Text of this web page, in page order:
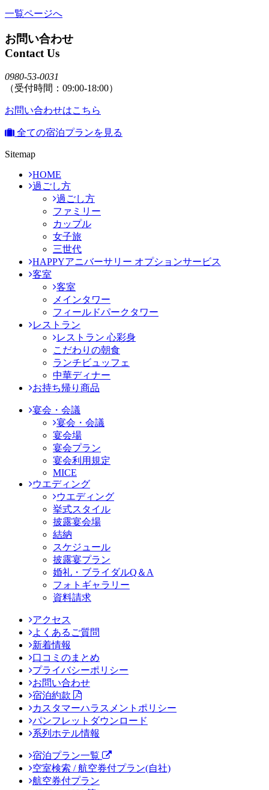
一覧ページへ
お問い合わせ
Contact Us
0980-53-0031
（受付時間：09:00-18:00）
お問い合わせはこちら
全ての宿泊プランを見る
Sitemap
HOME
過ごし方
過ごし方
ファミリー
カップル
女子旅
三世代
HAPPYアニバーサリー オプションサービス
客室
客室
メインタワー
フィールドパークタワー
レストラン
レストラン 心彩身
こだわりの朝食
ランチビュッフェ
中華ディナー
お持ち帰り商品
宴会・会議
宴会・会議
宴会場
宴会プラン
宴会利用規定
MICE
ウエディング
ウエディング
挙式スタイル
披露宴会場
結納
スケジュール
披露宴プラン
婚礼・ブライダルQ＆A
フォトギャラリー
資料請求
アクセス
よくあるご質問
新着情報
口コミのまとめ
プライバシーポリシー
お問い合わせ
宿泊約款
カスタマーハラスメントポリシー
パンフレットダウンロード
系列ホテル情報
宿泊プラン一覧
空室検索 / 航空券付プラン(自社)
航空券付プラン